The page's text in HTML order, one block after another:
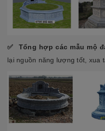
✅ Tổng hợp các mẫu mộ
lại nguồn năng lượng tốt, xua